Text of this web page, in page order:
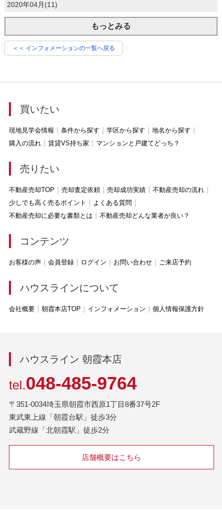
2020年04月(11)
もっとみる
＜＜ インフォメーションの一覧へ戻る
買いたい
現地見学会情報 条件から探す 学区から探す
地名から探す
購入の流れ
賃貸VS持ち家 マンションと戸建てどっち？
売りたい
不動産売却TOP 売却査定依頼 売却成功実績
不動産売却の流れ
少しでも高く売るポイント
よくある質問
不動産売却に必要な書類とは
不動産売却どんな業者が良い？
コンテンツ
お客様の声 会員登録 ログイン お問い合わせ ご来店予約
ハウスラインについて
会社概要 朝霞本店TOP インフォメーション 個人情報保護方針
ハウスライン 朝霞本店
tel.048-485-9764
〒351-0034埼玉県朝霞市西原1丁目8番37号2F
東武東上線「朝霞台駅」徒歩3分
武蔵野線「北朝霞駅」徒歩2分
店舗概要はこちら